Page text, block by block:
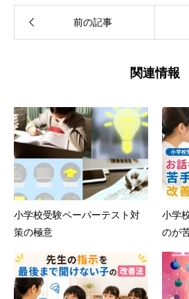
前の記事
関連情報
小学校受験ペーパーテスト対
策の極意
小学
のが
しん